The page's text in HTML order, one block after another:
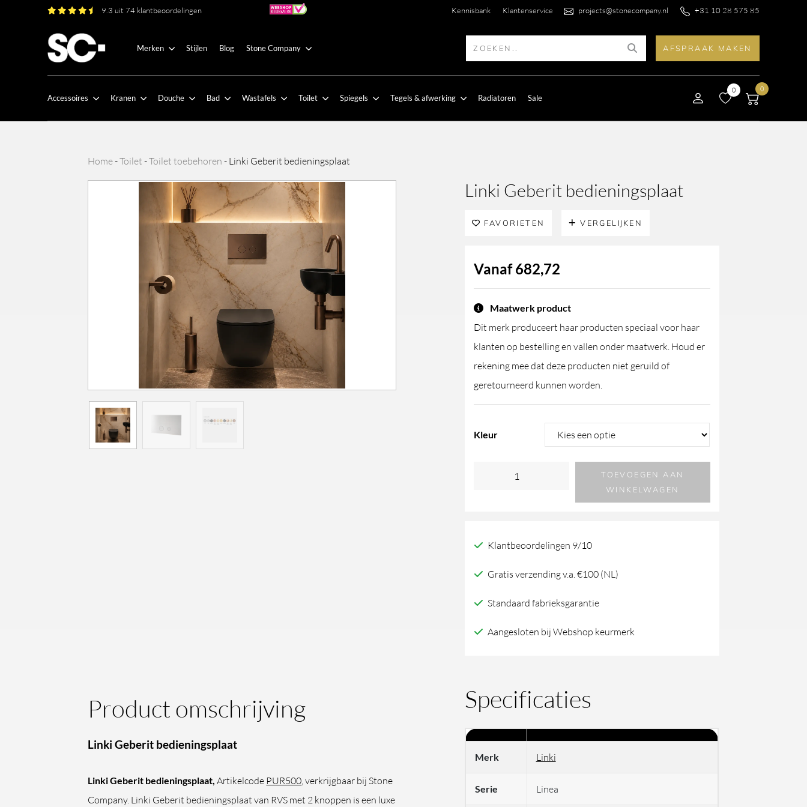
9.3 uit 74 klantbeoordelingen Kennisbank Klantenservice projects@stonecompany.nl +31 10 28 575 85
Merken Stijlen Blog Stone Company AFSPRAAK MAKEN
Accessoires Kranen Douche Bad Wastafels Toilet Spiegels Tegels & afwerking Radiatoren Sale
0 0
Home-Toilet -Toilet toebehoren - Linki Geberit bedieningsplaat
Linki Geberit bedieningsplaat
FAVORIETEN VERGELIJKEN
Vanaf682,72
Maatwerk product
Dit merk produceert haar producten speciaal voor haar
klanten op bestelling en vallen onder maatwerk. Houd er
rekening mee dat deze producten niet geruild of
geretourneerd kunnen worden.
Kleur
TOEVOEGEN AAN
WINKELWAGEN
Klantbeoordelingen 9/10
Gratis verzending v.a. €100 (NL)
Standaard fabrieksgarantie
Aangesloten bij Webshop keurmerk
Product omschrijving
Linki Geberit bedieningsplaat
Linki Geberit bedieningsplaat,Artikelcode PUR500, verkrijgbaar bij Stone
Company. Linki Geberit bedieningsplaat van RVS met 2 knoppen is een luxe
Specificaties
Merk Linki
Serie Linea